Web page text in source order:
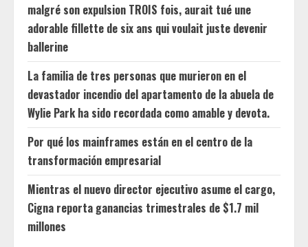
malgré son expulsion TROIS fois, aurait tué une
adorable fillette de six ans qui voulait juste devenir
ballerine
La familia de tres personas que murieron en el
devastador incendio del apartamento de la abuela de
Wylie Park ha sido recordada como amable y devota.
Por qué los mainframes están en el centro de la
transformación empresarial
Mientras el nuevo director ejecutivo asume el cargo,
Cigna reporta ganancias trimestrales de $1.7 mil
millones